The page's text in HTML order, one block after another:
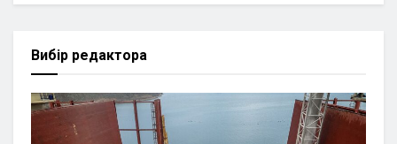
Вибір редактора